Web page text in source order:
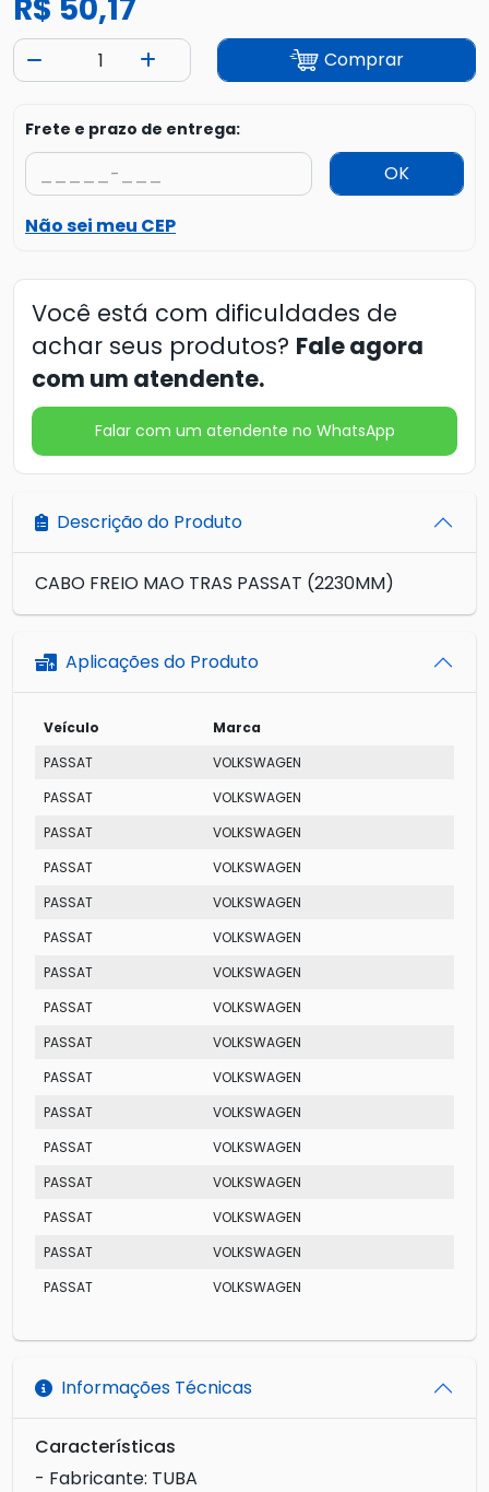
R$ 50,17
Comprar
Frete e prazo de entrega:
OK
Não sei meu CEP
Você está com dificuldades de
achar seus produtos? Fale agora
com um atendente.
Falar com um atendente no WhatsApp
Descrição do Produto
CABO FREIO MAO TRAS PASSAT (2230MM)
Aplicações do Produto
Veículo Marca
PASSAT
VOLKSWAGEN
PASSAT
VOLKSWAGEN
PASSAT
VOLKSWAGEN
PASSAT
VOLKSWAGEN
PASSAT
VOLKSWAGEN
PASSAT
VOLKSWAGEN
PASSAT
VOLKSWAGEN
PASSAT
VOLKSWAGEN
PASSAT
VOLKSWAGEN
PASSAT
VOLKSWAGEN
PASSAT
VOLKSWAGEN
PASSAT
VOLKSWAGEN
PASSAT
VOLKSWAGEN
PASSAT
VOLKSWAGEN
PASSAT
VOLKSWAGEN
PASSAT
VOLKSWAGEN
Informações Técnicas
Características
- Fabricante: TUBA